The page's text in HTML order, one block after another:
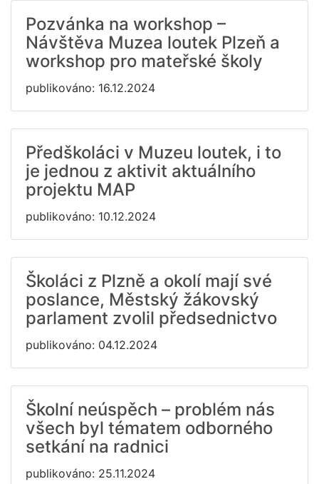
Pozvánka na workshop –
Návštěva Muzea loutek Plzeň a
workshop pro mateřské školy
publikováno: 16.12.2024
Předškoláci v Muzeu loutek, i to
je jednou z aktivit aktuálního
projektu MAP
publikováno: 10.12.2024
Školáci z Plzně a okolí mají své
poslance, Městský žákovský
parlament zvolil předsednictvo
publikováno: 04.12.2024
Školní neúspěch – problém nás
všech byl tématem odborného
setkání na radnici
publikováno: 25.11.2024